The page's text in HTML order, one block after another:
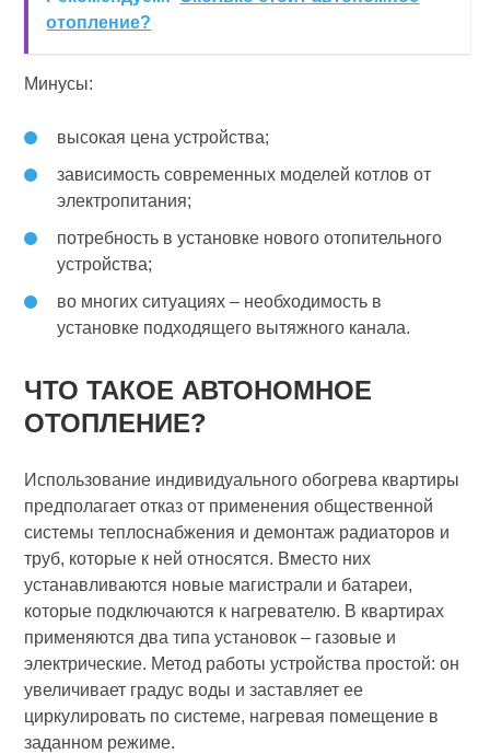
отопление?
Минусы:
высокая цена устройства;
зависимость современных моделей котлов от
электропитания;
потребность в установке нового отопительного
устройства;
во многих ситуациях – необходимость в
установке подходящего вытяжного канала.
ЧТО ТАКОЕ АВТОНОМНОЕ
ОТОПЛЕНИЕ?
Использование индивидуального обогрева квартиры
предполагает отказ от применения общественной
системы теплоснабжения и демонтаж радиаторов и
труб, которые к ней относятся. Вместо них
устанавливаются новые магистрали и батареи,
которые подключаются к нагревателю. В квартирах
применяются два типа установок – газовые и
электрические. Метод работы устройства простой: он
увеличивает градус воды и заставляет ее
циркулировать по системе, нагревая помещение в
заданном режиме.